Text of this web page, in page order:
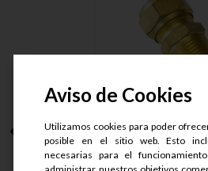
CONECTOR
ARMAD LT. T....
Aviso de Cookies
Utilizamos cookies para poder
posible en el sitio web. Esto
necesarias para el